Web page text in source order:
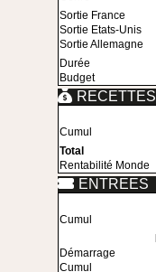
Sortie France
Sortie Etats-Unis
Sortie Allemagne
Durée
Budget
RECETTES
Cumul
Total
Rentabilité Monde
ENTREES
Cumul
Démarrage
Cumul